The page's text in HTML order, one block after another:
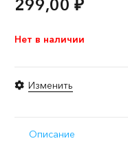
299,00 ₽
Нет в наличии
Изменить
Описание